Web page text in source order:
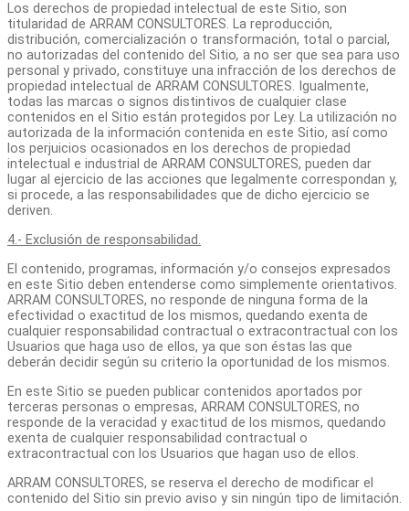
Los derechos de propiedad intelectual de este Sitio, son
titularidad de ARRAM CONSULTORES. La reproducción,
distribución, comercialización o transformación, total o parcial,
no autorizadas del contenido del Sitio, a no ser que sea para uso
personal y privado, constituye una infracción de los derechos de
propiedad intelectual de ARRAM CONSULTORES. Igualmente,
todas las marcas o signos distintivos de cualquier clase
contenidos en el Sitio están protegidos por Ley. La utilización no
autorizada de la información contenida en este Sitio, así como
los perjuicios ocasionados en los derechos de propiedad
intelectual e industrial de ARRAM CONSULTORES, pueden dar
lugar al ejercicio de las acciones que legalmente correspondan y,
si procede, a las responsabilidades que de dicho ejercicio se
deriven.
4.- Exclusión de responsabilidad.
El contenido, programas, información y/o consejos expresados
en este Sitio deben entenderse como simplemente orientativos.
ARRAM CONSULTORES, no responde de ninguna forma de la
efectividad o exactitud de los mismos, quedando exenta de
cualquier responsabilidad contractual o extracontractual con los
Usuarios que haga uso de ellos, ya que son éstas las que
deberán decidir según su criterio la oportunidad de los mismos.
En este Sitio se pueden publicar contenidos aportados por
terceras personas o empresas, ARRAM CONSULTORES, no
responde de la veracidad y exactitud de los mismos, quedando
exenta de cualquier responsabilidad contractual o
extracontractual con los Usuarios que hagan uso de ellos.
ARRAM CONSULTORES, se reserva el derecho de modificar el
contenido del Sitio sin previo aviso y sin ningún tipo de limitación.